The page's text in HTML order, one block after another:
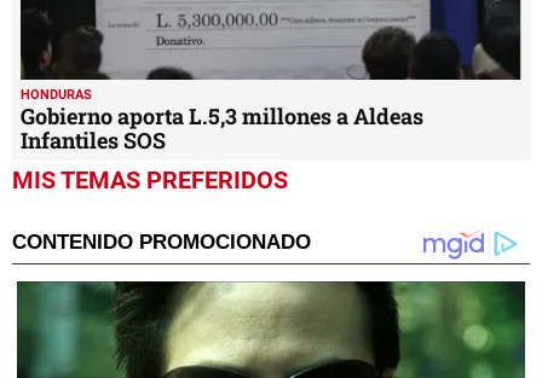
HONDURAS
Gobierno aporta L.5,3 millones a Aldeas
Infantiles SOS
MIS TEMAS PREFERIDOS